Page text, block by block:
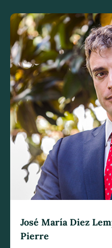
José María Diez
Pierre